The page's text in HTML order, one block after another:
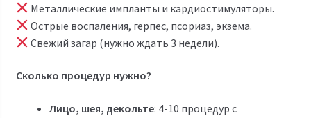
Металлические импланты и кардиостимуляторы.
Острые воспаления, герпес, псориаз, экзема.
Свежий загар (нужно ждать 3 недели).
Сколько процедур нужно?
Лицо, шея, декольте: 4-10 процедур с